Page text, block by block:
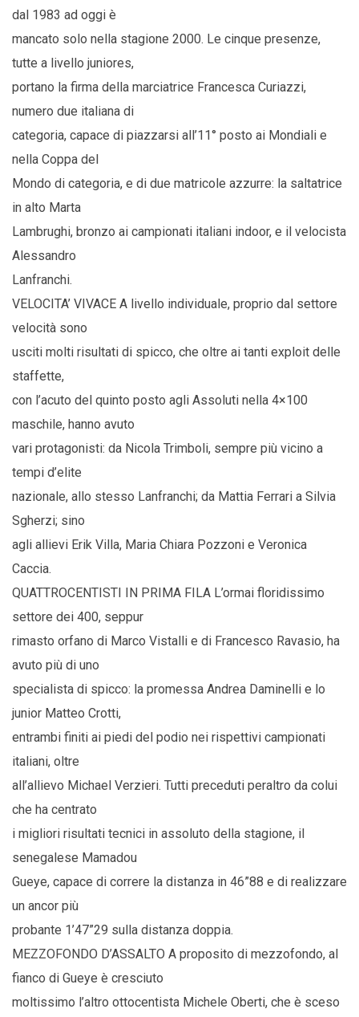
dal 1983 ad oggi è
mancato solo nella stagione 2000. Le cinque presenze,
tutte a livello juniores,
portano la firma della marciatrice Francesca Curiazzi,
numero due italiana di
categoria, capace di piazzarsi all’11° posto ai Mondiali e
nella Coppa del
Mondo di categoria, e di due matricole azzurre: la saltatrice
in alto Marta
Lambrughi, bronzo ai campionati italiani indoor, e il velocista
Alessandro
Lanfranchi.
VELOCITA’ VIVACE A livello individuale, proprio dal settore
velocità sono
usciti molti risultati di spicco, che oltre ai tanti exploit delle
staffette,
con l’acuto del quinto posto agli Assoluti nella 4×100
maschile, hanno avuto
vari protagonisti: da Nicola Trimboli, sempre più vicino a
tempi d’elite
nazionale, allo stesso Lanfranchi; da Mattia Ferrari a Silvia
Sgherzi; sino
agli allievi Erik Villa, Maria Chiara Pozzoni e Veronica
Caccia.
QUATTROCENTISTI IN PRIMA FILA L’ormai floridissimo
settore dei 400, seppur
rimasto orfano di Marco Vistalli e di Francesco Ravasio, ha
avuto più di uno
specialista di spicco: la promessa Andrea Daminelli e lo
junior Matteo Crotti,
entrambi finiti ai piedi del podio nei rispettivi campionati
italiani, oltre
all’allievo Michael Verzieri. Tutti preceduti peraltro da colui
che ha centrato
i migliori risultati tecnici in assoluto della stagione, il
senegalese Mamadou
Gueye, capace di correre la distanza in 46”88 e di realizzare
un ancor più
probante 1’47”29 sulla distanza doppia.
MEZZOFONDO D’ASSALTO A proposito di mezzofondo, al
fianco di Gueye è cresciuto
moltissimo l’altro ottocentista Michele Oberti, che è sceso